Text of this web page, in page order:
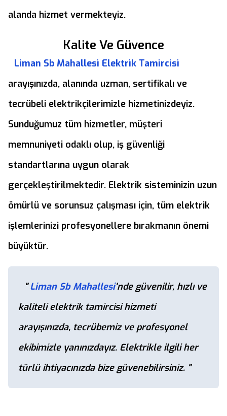
alanda hizmet vermekteyiz.
Kalite Ve Güvence
Liman Sb Mahallesi Elektrik Tamircisi
arayışınızda, alanında uzman, sertifikalı ve
tecrübeli elektrikçilerimizle hizmetinizdeyiz.
Sunduğumuz tüm hizmetler, müşteri
memnuniyeti odaklı olup, iş güvenliği
standartlarına uygun olarak
gerçekleştirilmektedir. Elektrik sisteminizin uzun
ömürlü ve sorunsuz çalışması için, tüm elektrik
işlemlerinizi profesyonellere bırakmanın önemi
büyüktür.
"Liman Sb Mahallesi'nde güvenilir, hızlı ve
kaliteli elektrik tamircisi hizmeti
arayışınızda, tecrübemiz ve profesyonel
ekibimizle yanınızdayız. Elektrikle ilgili her
türlü ihtiyacınızda bize güvenebilirsiniz. "